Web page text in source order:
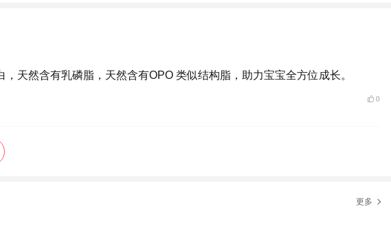
天然含有乳磷脂，天然含有OPO 类似结构脂，助力宝宝全方位成长。
0
更多